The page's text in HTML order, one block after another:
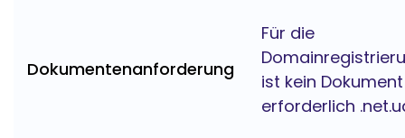
Dokumentenanforderung
Für die
ist kein Dokument
erforderlich